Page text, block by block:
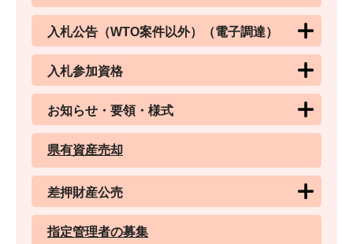
入札公告（WTO案件以外）（電子調達）
入札参加資格
お知らせ・要領・様式
県有資産売却
差押財産公売
指定管理者の募集